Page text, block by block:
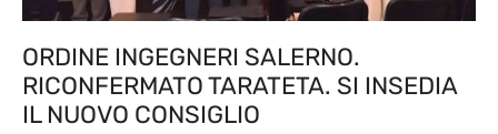
ORDINE INGEGNERI SALERNO.
RICONFERMATO TARATETA. SI INSEDIA
IL NUOVO CONSIGLIO